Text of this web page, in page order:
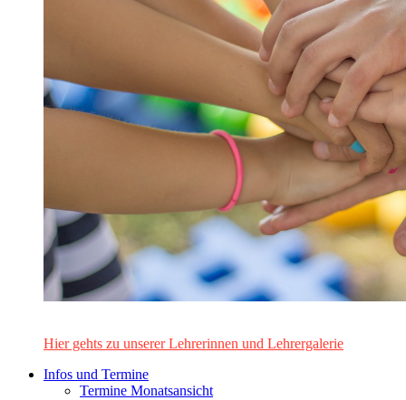
Hier gehts zu unserer Lehrerinnen und Lehrergalerie
Infos und Termine
Termine Monatsansicht